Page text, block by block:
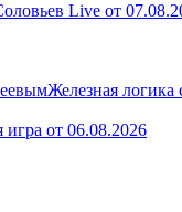
Live от
Железная
игра от 06.08.2026